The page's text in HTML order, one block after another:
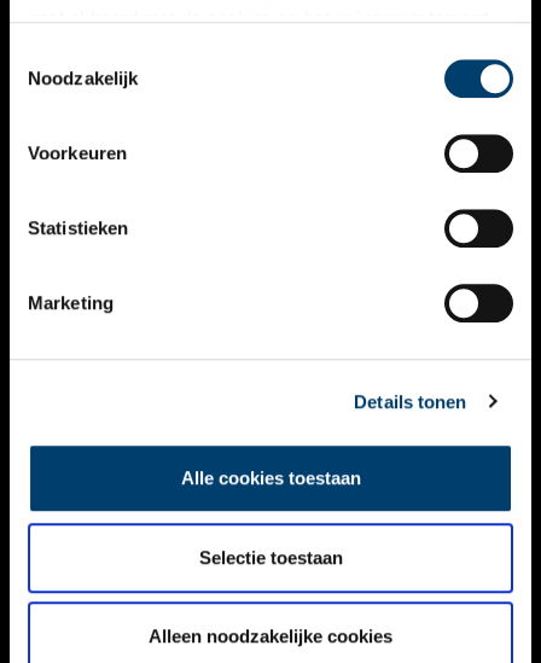
Noodzakelijk
Voorkeuren
Statistieken
Marketing
Details tonen
Alle cookies toestaan
Selectie toestaan
Alleen noodzakelijke cookies
ACTIVITEITEN
NIEUWSBRIEF
DISCLAIMER
TOEGANKELIJKHEID
Volg ONH op social media